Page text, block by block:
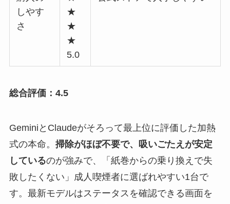
しやす
さ
★
★
★
5.0
総合評価：4.5
GeminiとClaudeがそろって最上位に評価した加熱
式の本命。 掃除がほぼ不要で、吸いごたえが安定
しているのが強みで、「紙巻からの乗り換えで失
敗したくない」成人喫煙者に選ばれやすい1台で
す。最新モデルはステータスを確認できる画面を